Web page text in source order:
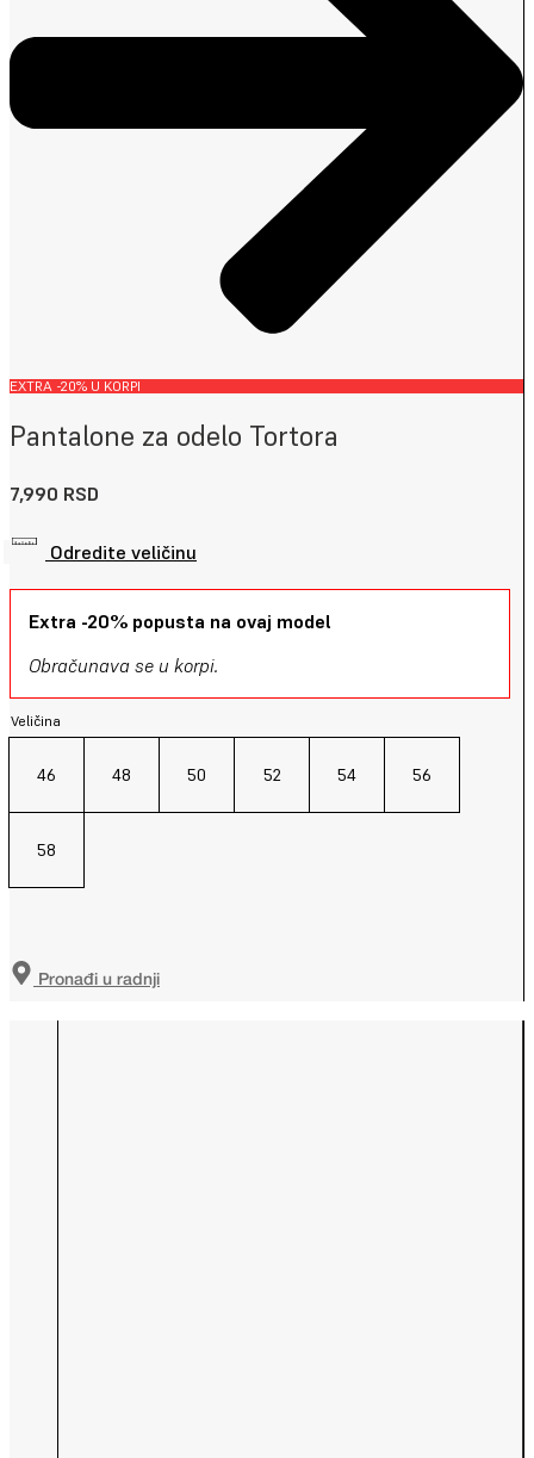
EXTRA -20% U KORPI
Pantalone za odelo Tortora
7,990 RSD
Odredite veličinu
Extra -20% popusta na ovaj model
Obračunava se u korpi.
Veličina
46 48 50 52 54 56
58
Pronađi u radnji